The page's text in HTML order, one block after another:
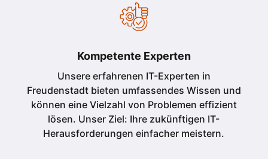
Kompetente Experten
Unsere erfahrenen IT-Experten in
Freudenstadtbieten umfassendes Wissen und
können eine Vielzahl von Problemen effizient
lösen. Unser Ziel: Ihre zukünftigen IT-
Herausforderungen einfacher meistern.